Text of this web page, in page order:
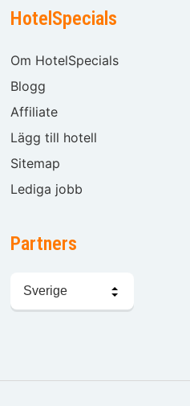
HotelSpecials
Om HotelSpecials
Blogg
Affiliate
Lägg till hotell
Sitemap
Lediga jobb
Partners
språk